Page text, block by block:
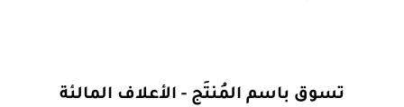
تسوق باسم المُنتَج - الأعلاف المالئة